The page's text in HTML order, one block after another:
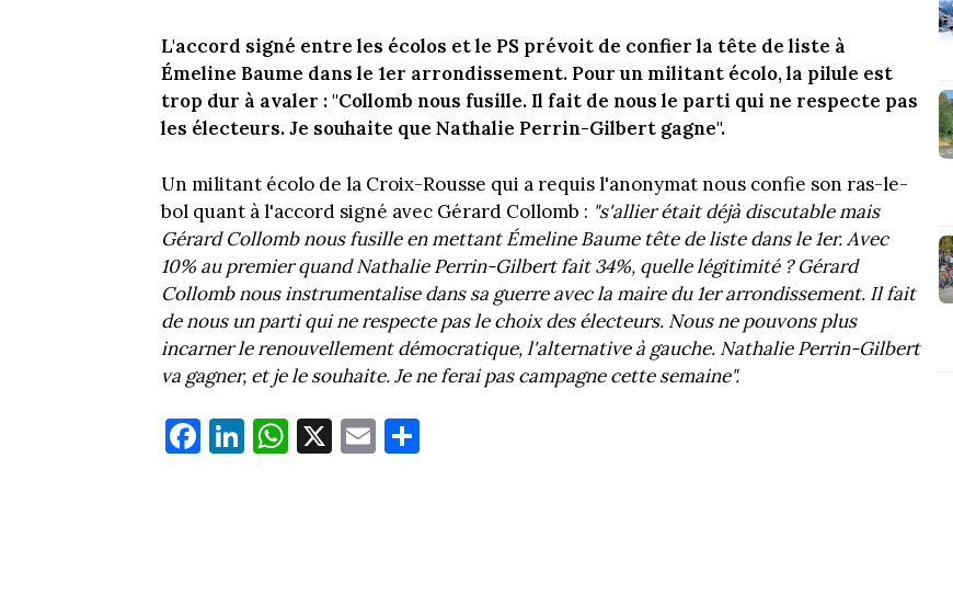
L'accord signé entre les écolos et le PS prévoit de confier la tête de liste à
Émeline Baume dans le 1er arrondissement. Pour un militant écolo, la pilule est
trop dur à avaler : "Collomb nous fusille. Il fait de nous le parti qui ne respecte pas
les électeurs. Je souhaite que Nathalie Perrin-Gilbert gagne".
Un militant écolo de la Croix-Rousse qui a requis l'anonymat nous confie son ras-le-
bol quant à l'accord signé avec Gérard Collomb : "s'allier était déjà discutable mais
Gérard Collomb nous fusille en mettant Émeline Baume tête de liste dans le 1er. Avec
10% au premier quand Nathalie Perrin-Gilbert fait 34%, quelle légitimité ? Gérard
Collomb nous instrumentalise dans sa guerre avec la maire du 1er arrondissement. Il fait
de nous un parti qui ne respecte pas le choix des électeurs. Nous ne pouvons plus
incarner le renouvellement démocratique, l'alternative à gauche. Nathalie Perrin-Gilbert
va gagner, et je le souhaite. Je ne ferai pas campagne cette semaine".
Fa
ce
Li
nk
W
ha
X E
m